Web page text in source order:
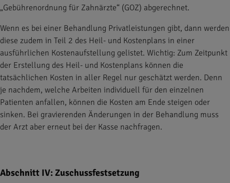
„Gebührenordnung für Zahnärzte“ (GOZ) abgerechnet.
Wenn es bei einer Behandlung Privatleistungen gibt, dann werden
diese zudem in Teil 2 des Heil- und Kostenplans in einer
ausführlichen Kostenaufstellung gelistet. Wichtig: Zum Zeitpunkt
der Erstellung des Heil- und Kostenplans können die
tatsächlichen Kosten in aller Regel nur geschätzt werden. Denn
je nachdem, welche Arbeiten individuell für den einzelnen
Patienten anfallen, können die Kosten am Ende steigen oder
sinken. Bei gravierenden Änderungen in der Behandlung muss
der Arzt aber erneut bei der Kasse nachfragen.
Abschnitt IV: Zuschussfestsetzung